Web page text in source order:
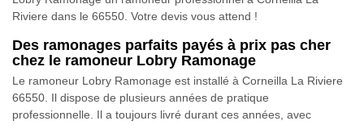
Riviere dans le 66550. Votre devis vous attend !
Des ramonages parfaits payés à prix pas cher
chez le ramoneur Lobry Ramonage
Le ramoneur Lobry Ramonage est installé à Corneilla La Riviere
66550. Il dispose de plusieurs années de pratique
professionnelle. Il a toujours livré durant ces années, avec